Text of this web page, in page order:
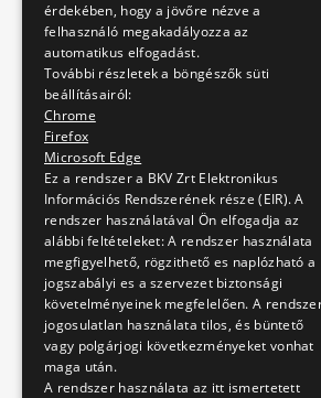
A programok
A
A Write 4 Gold
európai
rendezvénynek,
világszerte
amivel jóval
az utóbbi
megmutatta,
műveléséhez
érdekében, hogy a jövőre nézve a
felhasználó megakadályozza az
automatikus elfogadást.
További részletek a böngészők süti
beállításairól:
Chrome
Firefox
Microsoft Edge
Ez a rendszer a BKV Zrt Elektronikus
Információs Rendszerének része (EIR). A
rendszer használatával Ön elfogadja az
alábbi feltételeket: A rendszer használata
megfigyelhető, rögzithető es naplózható a
jogszabályi es a szervezet biztonsági
követelményeinek megfelelően. A
jogosulatlan használata tilos, és büntető
vagy polgárjogi következményeket vonhat
maga után.
A rendszer használata az itt ismertetett